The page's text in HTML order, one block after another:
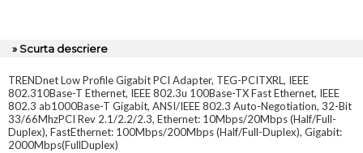
» Scurta descriere
TRENDnet Low Profile Gigabit PCI Adapter, TEG-PCITXRL, IEEE
802.310Base-T Ethernet, IEEE 802.3u 100Base-TX Fast Ethernet, IEEE
802.3 ab1000Base-T Gigabit, ANSI/IEEE 802.3 Auto-Negotiation, 32-Bit
33/66MhzPCI Rev 2.1/2.2/2.3, Ethernet: 10Mbps/20Mbps (Half/Full-
Duplex), FastEthernet: 100Mbps/200Mbps (Half/Full-Duplex), Gigabit:
2000Mbps(FullDuplex)